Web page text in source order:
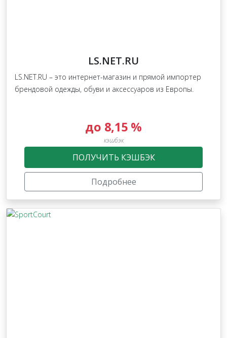
LS.NET.RU
LS.NET.RU – это интернет-магазин и прямой импортер
брендовой одежды, обуви и аксессуаров из Европы.
до 8,15 %
кэшбэк
ПОЛУЧИТЬ КЭШБЭК
Подробнее